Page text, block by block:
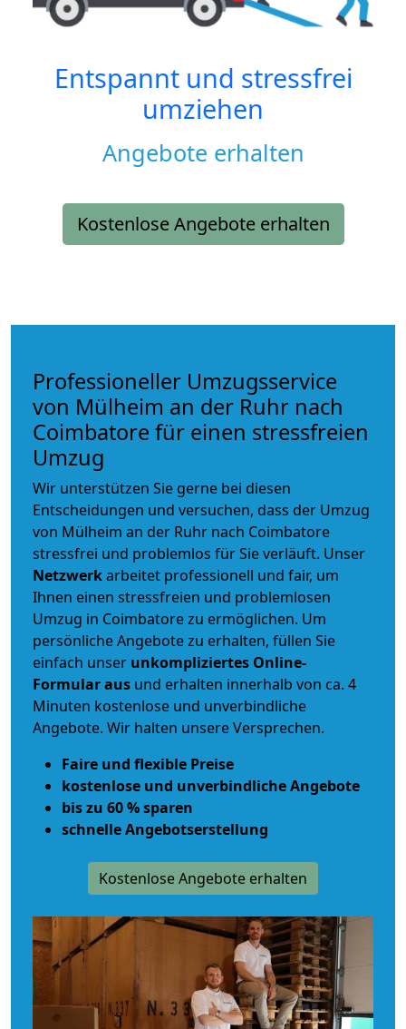
Entspannt und stressfrei
umziehen
Angebote erhalten
Kostenlose Angebote erhalten
Professioneller Umzugsservice
von Mülheim an der Ruhr nach
Coimbatore für einen stressfreien
Umzug
Wir unterstützen Sie gerne bei diesen
Entscheidungen und versuchen, dass der Umzug
von Mülheim an der Ruhr nach Coimbatore
stressfrei und problemlos für Sie verläuft. Unser
Netzwerkarbeitet professionell und fair, um
Ihnen einen stressfreien und problemlosen
Umzug in Coimbatore zu ermöglichen. Um
persönliche Angebote zu erhalten, füllen Sie
einfach unser unkompliziertes Online-
Formular aus und erhalten innerhalb von ca. 4
Minuten kostenlose und unverbindliche
Angebote. Wir halten unsere Versprechen.
Faire und flexible Preise
kostenlose und unverbindliche Angebote
bis zu 60 % sparen
schnelle Angebotserstellung
Kostenlose Angebote erhalten